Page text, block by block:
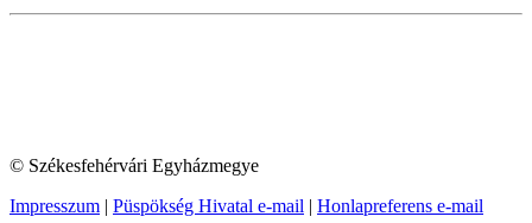
© Székesfehérvári Egyházmegye
Impresszum | Püspökség Hivatal e-mail | Honlapreferens e-mail